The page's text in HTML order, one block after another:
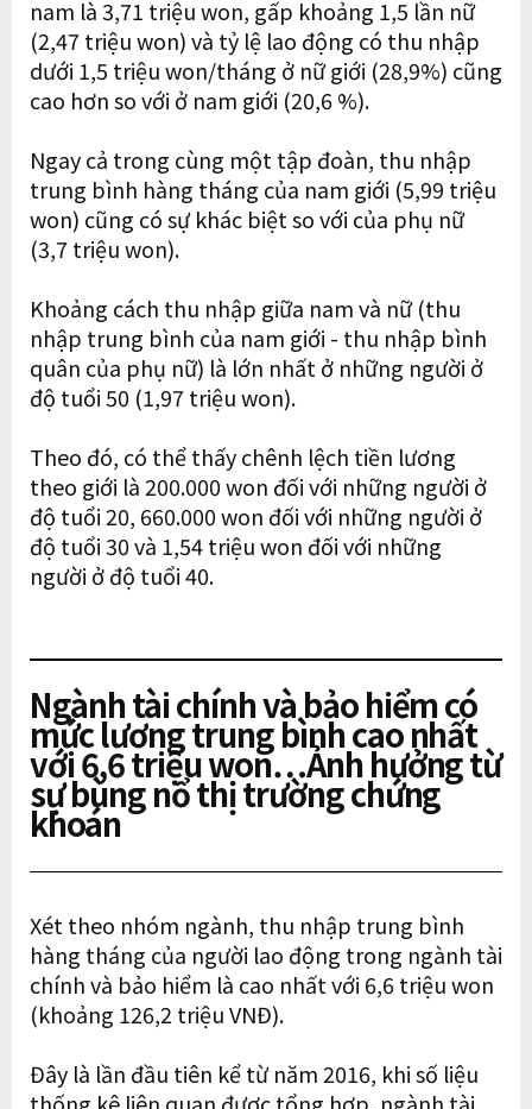
nam là 3,71 triệu won, gấp khoảng 1,5 lần nữ
(2,47 triệu won) và tỷ lệ lao động có thu nhập
dưới 1,5 triệu won/tháng ở nữ giới (28,9%) cũng
cao hơn so với ở nam giới (20,6 %).
Ngay cả trong cùng một tập đoàn, thu nhập
trung bình hàng tháng của nam giới (5,99 triệu
won) cũng có sự khác biệt so với của phụ nữ
(3,7 triệu won).
Khoảng cách thu nhập giữa nam và nữ (thu
nhập trung bình của nam giới - thu nhập bình
quân của phụ nữ) là lớn nhất ở những người ở
độ tuổi 50 (1,97 triệu won).
Theo đó, có thể thấy chênh lệch tiền lương
theo giới là 200.000 won đối với những người ở
độ tuổi 20, 660.000 won đối với những người ở
độ tuổi 30 và 1,54 triệu won đối với những
người ở độ tuổi 40.
​Ngành tài chính và bảo hiểm có
mức lương trung bình cao nhất
với 6,6 triệu won…Ảnh hưởng từ
sự bùng nổ thị trường chứng
khoán
Xét theo nhóm ngành, thu nhập trung bình
hàng tháng của người lao động trong ngành tài
chính và bảo hiểm là cao nhất với 6,6 triệu won
(khoảng 126,2 triệu VNĐ).
Đây là lần đầu tiên kể từ năm 2016, khi số liệu